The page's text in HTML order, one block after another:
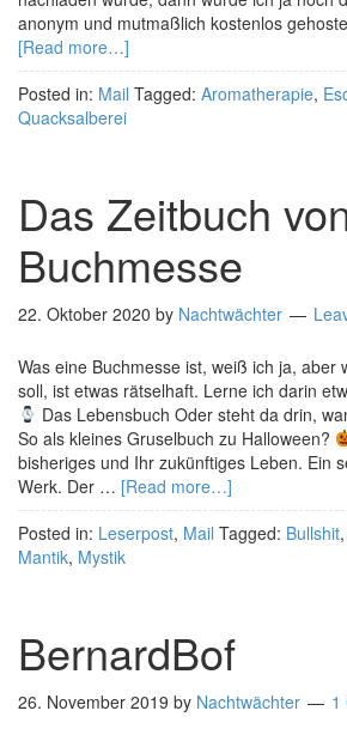
anonym und mutmaßlich kostenlos
[Read more…]
Posted in: Mail Tagged: Aromatherapie,
Quacksalberei
Das Zeitbuch
Buchmesse
22. Oktober 2020 by Nachtwächter
Was eine Buchmesse ist, weiß ich ja, aber
soll, ist etwas rätselhaft. Lerne ich darin
Das Lebensbuch Oder steht da drin,
So als kleines Gruselbuch zu Halloween?
bisheriges und Ihr zukünftiges Leben. Ein
Werk. Der … [Read more…]
Posted in: Leserpost, Mail Tagged: Bullshit,
Mantik, Mystik
BernardBof
26. November 2019 by Nachtwächter 1